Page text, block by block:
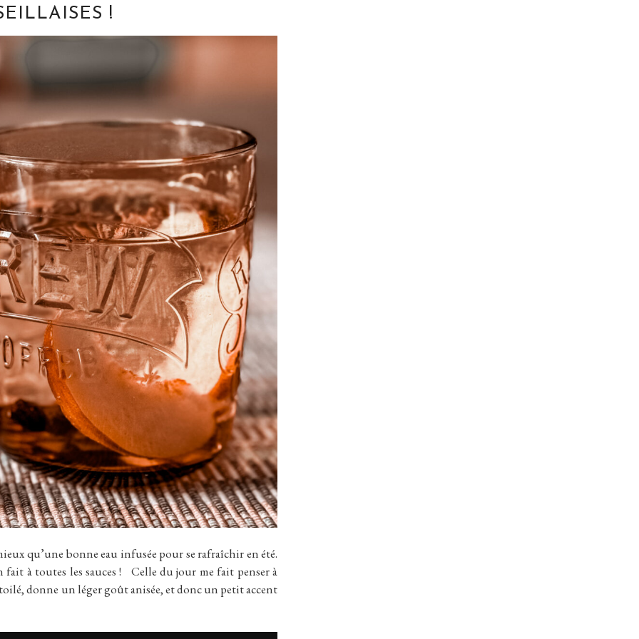
!
bonne eau infusée pour se rafraîchir en été.
fait à toutes les sauces ! Celle du jour me fait penser à
donne un léger goût anisée, et donc un petit accent